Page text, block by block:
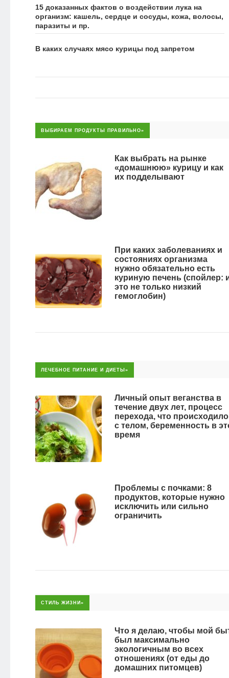
15 доказанных фактов о воздействии лука на
организм: кашель, сердце и сосуды, кожа, волосы,
паразиты и пр.
В каких случаях мясо курицы под запретом
ВЫБИРАЕМ ПРОДУКТЫ ПРАВИЛЬНО»
Как выбрать на рынке
«домашнюю» курицу и как
их подделывают
При каких заболеваниях и
состояниях организма
нужно обязательно есть
куриную печень (спойлер:
это не только низкий
гемоглобин)
ЛЕЧЕБНОЕ ПИТАНИЕ И ДИЕТЫ»
Личный опыт веганства в
течение двух лет, процесс
перехода, что происходило
с телом, беременность в
время
Проблемы с почками: 8
продуктов, которые нужно
исключить или сильно
ограничить
СТИЛЬ ЖИЗНИ»
Что я делаю, чтобы мой
был максимально
экологичным во всех
отношениях (от еды до
домашних питомцев)